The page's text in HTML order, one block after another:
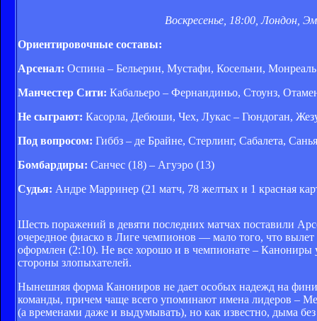
Воскресенье, 18:00, Лондон,
Ориентировочные составы:
Арсенал: Оспина – Бельерин, Мустафи, Косельни,
Манчестер Сити: Кабальеро – Фернандиньо, Стоунз,
Не сыграют: Касорла, Дебюши, Чех, Лукас – Гюндоган,
Под вопросом: Гиббз – де Брайне, Стерлинг, Сабалета,
Бомбардиры: Санчес (18) – Агуэро (13)
Судья: Андре Марринер (21 матч, 78 желтых и 1 красная
Шесть поражений в девяти последних матчах поставили
очередное фиаско в Лиге чемпионов — мало того, что
оформлен (2:10). Не все хорошо и в чемпионате – Канониры
стороны злопыхателей.
Нынешняя форма Канониров не дает особых надежд на
команды, причем чаще всего упоминают имена лидеров –
(а временами даже и выдумывать), но как известно, дыма